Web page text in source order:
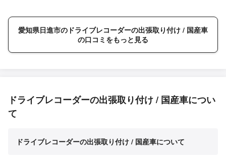
愛知県日進市のドライブレコーダーの出張取り付け / 国産車
の口コミをもっと見る
ドライブレコーダーの出張取り付け / 国産車につい
て
ドライブレコーダーの出張取り付け / 国産車について